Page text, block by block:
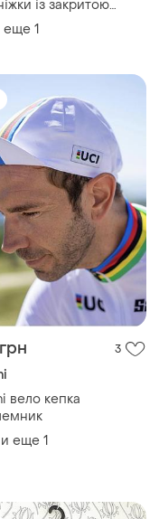
із закритою
еще 1
3
вело кепка
и еще 1